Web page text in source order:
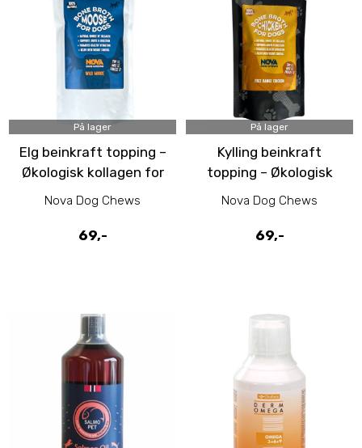
På lager
Elg beinkraft topping –
Økologisk kollagen for
ledd og fordøyelse for
Nova Dog Chews
69,-
På lager
Kylling beinkraft
topping – Økologisk
kollagen for ledd og
Nova Dog Chews
69,-